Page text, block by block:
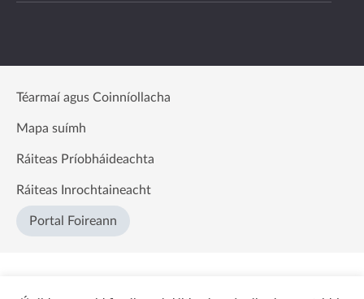
Téarmaí agus Coinníollacha
Mapa suímh
Ráiteas Príobháideachta
Ráiteas Inrochtaineacht
Portal Foireann